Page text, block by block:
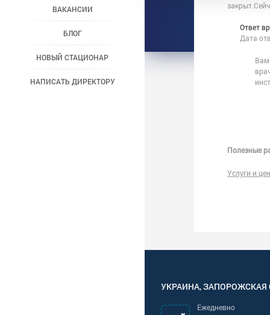
ВАКАНСИИ
БЛОГ
НОВЫЙ СТАЦИОНАР
НАПИСАТЬ ДИРЕКТОРУ
Ответ
Дата
Вам
Полезные
Услуги и
УКРАИНА,ЗАПОРОЖСКАЯ
Ежедневно